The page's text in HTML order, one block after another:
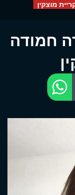
מוצקין
חמודה